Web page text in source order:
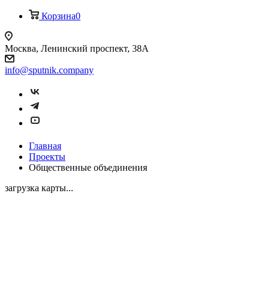
Корзина0
Москва, Ленинский проспект, 38А
info@sputnik.company
Главная
Проекты
Общественные объединения
загрузка карты...